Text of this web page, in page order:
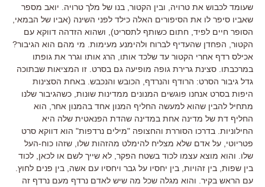
שעומד לכבוש את טרויה, ובין הקטור, בנו של מלך טרויה. יואב מספר
שאביו סיפר לו את הסיפורים האלה כילד לפני השינה (אביו של הבמאי,
הסופר חיים לפיד, חתום כשותף לתסריט), ושהוא הזדהה דווקא עם
הקטור, הפחדן שהעדיף לברוח ולהימנע מעימות. מי מהם הוא הגיבור?
אכילס רדף אחרי הקטור עד שלכד אותו, הרג אותו וגרר את גופתו
במרכבתו. סצינת גרירת גופה מופיעה גם בסרט. זו המציאות שבתוכה
גדל גיבור הסרט: הרודף והנרדף, הכובש והנכבש. באחת הסצינות
היפות בסרט אנחנו פוגשים המנונים ממדינות שונות, כשהגיבור שלנו
מתחיל להבין שהוא למעשה החליף המנון אחד בהמנון אחר, הוא
החליף דת של מדינה אחת במדינה שהדת הפנאטית שלה היא
החילוניות. בדרכו הסוררת והחצופה "מילים נרדפות" הוא דווקא סרט
פטריוטי, על אדם שלא מצליח להימלט מהזהות שלו, שזהו כוח-העל
שלו. והוא מוצא עצמו לכוד בשטח הפקר, לא שייך לשם או לכאן, לכוד
בין שפות, בין זהויות, בין יחסיו על גבר ויחסיו עם אשה, בין פנים לחוץ.
עם הראש בקיר. והוא מגלה שכל מה שיש לאדם נרדף מעם נרדף זה